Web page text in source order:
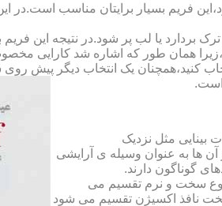
فریم بسیار برایتان مناسب است.در
بردارد یا لب پر شود.در نتیجه این
همان طور که اشاره شد کارایی
کنید،همچنان یک انتخاب دیگر پیش
است.
مثل نزدیک
آن ها به عنوان وسیله ی آرایشی
گوناگون دارند.
نوع سخت و نرم تقسیم می
نافذ اکسیژن تقسیم می شود